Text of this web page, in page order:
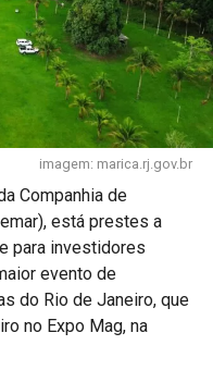
imagem: marica.rj.gov.br
Companhia de
está prestes a
para investidores
evento de
do Rio de Janeiro, que
no Expo Mag, na